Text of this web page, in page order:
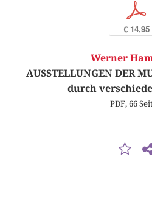
p
€ 14,95
Werner
AUSSTELLUNGEN DER
durch
PDF, 66